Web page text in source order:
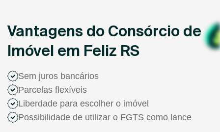
Vantagens do Consórcio de
Imóvel em Feliz RS
Sem juros bancários
Parcelas flexíveis
Liberdade para escolher o imóvel
Possibilidade de utilizar o FGTS como lance